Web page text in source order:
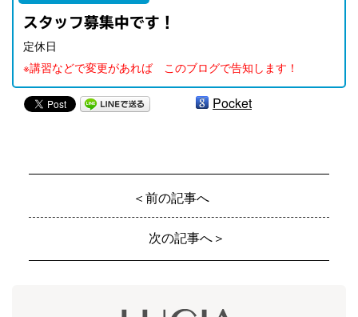
スタッフ募集中です！
定休日
※講習などで変更があれば このブログで告知します！
Pocket
＜前の記事へ
次の記事へ＞